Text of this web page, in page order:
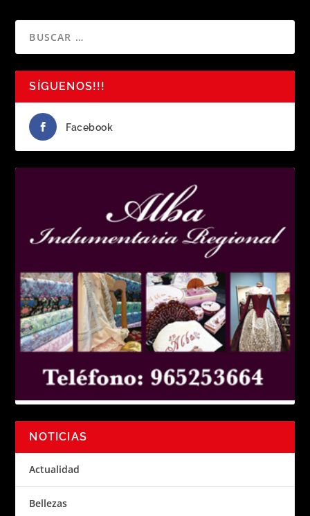
SÍGUENOS!!!
Facebook
NOTICIAS
Actualidad
Bellezas